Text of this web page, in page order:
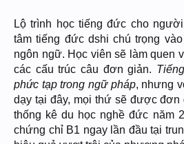
Lộ trình học tiếng đức cho
tâm tiếng đức dshi chú trọng
ngôn ngữ. Học viên sẽ làm quen
các cấu trúc câu đơn giản.
phức tạp trong ngữ pháp, nhưng
dạy tại đây, mọi thứ sẽ được đơn
thống kê du học nghề đức năm
chứng chỉ B1 ngay lần đầu tại